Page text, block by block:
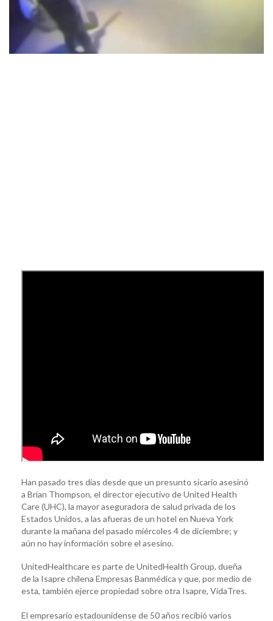
Han pasado tres días desde que un presunto sicario asesinó
a Brian Thompson, el director ejecutivo de United Health
Care (UHC), la mayor aseguradora de salud privada de los
Estados Unidos, a las afueras de un hotel en Nueva York
durante la mañana del pasado miércoles 4 de diciembre; y
aún no hay información sobre el asesino.
UnitedHealthcare es parte de UnitedHealth Group, dueña
de la Isapre chilena Empresas Banmédica y que, por medio de
esta, también ejerce propiedad sobre otra Isapre, VidaTres.
El empresario estadounidense de 50 años recibió varios